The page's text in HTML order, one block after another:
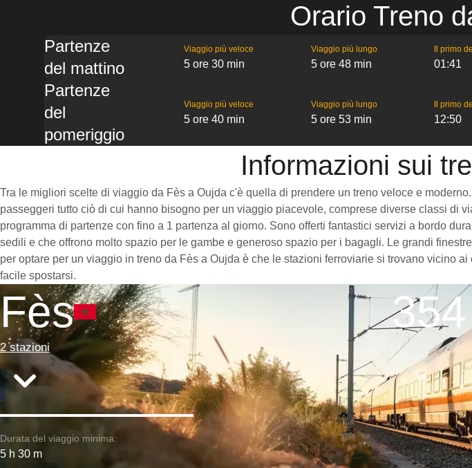
Orario Treno
Partenze
del mattino
Viaggio più veloce
5 ore 30 min
Viaggio più lungo
5 ore 48 min
Il primo
01:41
Partenze
del
pomeriggio
Viaggio più veloce
5 ore 40 min
Viaggio più lungo
5 ore 53 min
Il primo
12:50
Informazioni sui
Tra le migliori scelte di viaggio da Fès a Oujda c'è quella di prendere un treno veloce e
passeggeri tutto ciò di cui hanno bisogno per un viaggio piacevole, comprese diverse classi di
programma di partenze con fino a 1 partenza al giorno. Sono offerti fantastici servizi a bordo
sedili e che offrono molto spazio per le gambe e generoso spazio per i bagagli. Le grandi
per optare per un viaggio in treno da Fès a Oujda è che le stazioni ferroviarie si trovano vicino
facile spostarsi.
Fès
2 stazioni
Durata del viaggio minima:
5 h 30 m